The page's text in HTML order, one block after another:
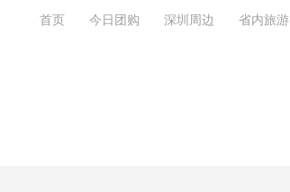
首页 今日团购 深圳周边 省内旅游